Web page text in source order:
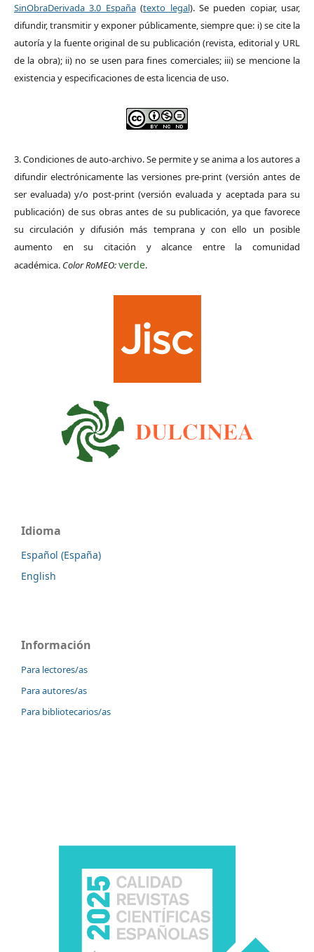
SinObraDerivada 3.0 España(texto legal). Se pueden copiar, usar,
difundir, transmitir y exponer públicamente, siempre que: i) se cite la
autoría y la fuente original de su publicación (revista, editorial y URL
de la obra); ii) no se usen para fines comerciales; iii) se mencione la
existencia y especificaciones de esta licencia de uso.
3. Condiciones de auto-archivo. Se permite y se anima a los autores a
difundir electrónicamente las versiones pre-print (versión antes de
ser evaluada) y/o post-print (versión evaluada y aceptada para su
publicación) de sus obras antes de su publicación, ya que favorece
su circulación y difusión más temprana y con ello un posible
aumento en su citación y alcance entre la comunidad
académica. Color RoMEO:verde.
Idioma
Español (España)
English
Información
Para lectores/as
Para autores/as
Para bibliotecarios/as